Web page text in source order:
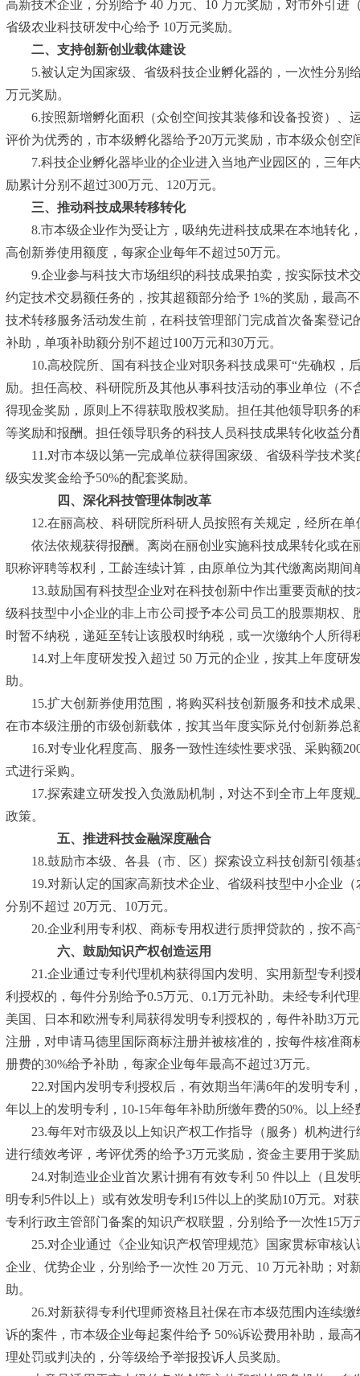
高新技术企业，分别给予 40 万元、10 万元奖励，对市外引
省级农业科技研发中心给予 10万元奖励。
二、支持创新创业载体建设
5.被认定为国家级、省级科技企业孵化器的，一次性分别给
万元奖励。
6.按照新增孵化面积（众创空间按其装修和设备投资）、
评价为优秀的，市本级孵化器给予20万元奖励，市本级众创
7.科技企业孵化器毕业的企业进入当地产业园区的，三年
励累计分别不超过300万元、120万元。
三、推动科技成果转移转化
8.市本级企业作为受让方，吸纳先进科技成果在本地转化，
高创新券使用额度，每家企业每年不超过50万元。
9.企业参与科技大市场组织的科技成果拍卖，按实际技术
约定技术交易额任务的，按其超额部分给予 1%的奖励，最高
技术转移服务活动发生前，在科技管理部门完成首次备案登
补助，单项补助额分别不超过100万元和30万元。
10.高校院所、国有科技企业对职务科技成果可“先确权，
励。担任高校、科研院所及其他从事科技活动的事业单位（
得现金奖励，原则上不得获取股权奖励。担任其他领导职务
等奖励和报酬。担任领导职务的科技人员科技成果转化收益分
11.对市本级以第一完成单位获得国家级、省级科学技术奖
级实发奖金给予50%的配套奖励。
四、深化科技管理体制改革
12.在丽高校、科研院所科研人员按照有关规定，经所在单
依法依规获得报酬。离岗在丽创业实施科技成果转化或在
职称评聘等权利，工龄连续计算，由原单位为其代缴离岗期
13.鼓励国有科技型企业对在科技创新中作出重要贡献的技
级科技型中小企业的非上市公司授予本公司员工的股票期权
时暂不纳税，递延至转让该股权时纳税，或一次缴纳个人所
14.对上年度研发投入超过 50 万元的企业，按其上年度研
助。
15.扩大创新券使用范围，将购买科技创新服务和技术成果
在市本级注册的市级创新载体，按其当年度实际兑付创新券
16.对专业化程度高、服务一致性连续性要求强、采购额
式进行采购。
17.探索建立研发投入负激励机制，对达不到全市上年度规
政策。
五、推进科技金融深度融合
18.鼓励市本级、各县（市、区）探索设立科技创新引领基
19.对新认定的国家高新技术企业、省级科技型中小企业（
分别不超过 20万元、10万元。
20.企业利用专利权、商标专用权进行质押贷款的，按不高
六、鼓励知识产权创造运用
21.企业通过专利代理机构获得国内发明、实用新型专利授
利授权的，每件分别给予0.5万元、0.1万元补助。未经专利代
美国、日本和欧洲专利局获得发明专利授权的，每件补助3万
注册，对申请马德里国际商标注册并被核准的，按每件核准
册费的30%给予补助，每家企业每年最高不超过3万元。
22.对国内发明专利授权后，有效期当年满6年的发明专利，
年以上的发明专利，10-15年每年补助所缴年费的50%。以上
23.每年对市级及以上知识产权工作指导（服务）机构进行
进行绩效考评，考评优秀的给予3万元奖励，资金主要用于奖
24.对制造业企业首次累计拥有有效专利 50 件以上（且发
明专利5件以上）或有效发明专利15件以上的奖励10万元。对
专利行政主管部门备案的知识产权联盟，分别给予一次性15万
25.对企业通过《企业知识产权管理规范》国家贯标审核认
企业、优势企业，分别给予一次性 20 万元、10 万元补助；
助。
26.对新获得专利代理师资格且社保在市本级范围内连续缴
诉的案件，市本级企业每起案件给予 50%诉讼费用补助，最
理处罚或判决的，分等级给予举报投诉人员奖励。